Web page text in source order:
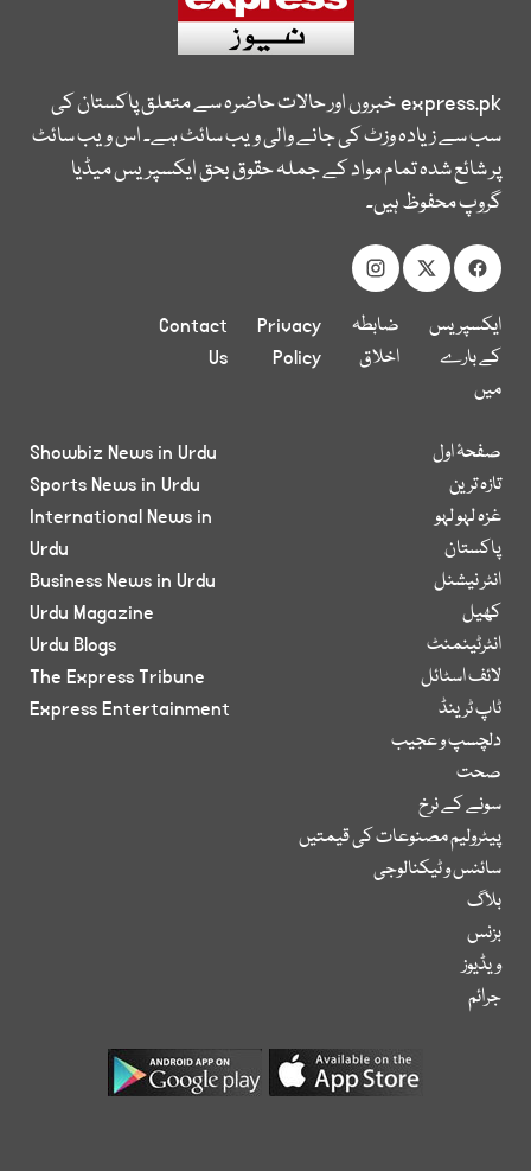
express.pkخبروں اور حالات حاضرہ سے متعلق پاکستان کی
سب سے زیادہ وزٹ کی جانے والی ویب سائٹ ہے۔ اس ویب سائٹ
پر شائع شدہ تمام مواد کے جملہ حقوق بحق ایکسپریس میڈیا
گروپ محفوظ ہیں۔
ایکسپریس
کے بارے
میں
ضابطہ
اخلاق
Privacy
Policy
Contact
Us
صفحۂ اول
تازہ ترین
غزہ لہو لہو
پاکستان
انٹر نیشنل
کھیل
انٹرٹینمنٹ
لائف اسٹائل
ٹاپ ٹرینڈ
دلچسپ و عجیب
صحت
سونے کے نرخ
پیٹرولیم مصنوعات کی قیمتیں
سائنس و ٹیکنالوجی
بلاگ
بزنس
ویڈیوز
جرائم
Showbiz News in Urdu
Sports News in Urdu
International News in
Urdu
Business News in Urdu
Urdu Magazine
Urdu Blogs
The Express Tribune
Express Entertainment